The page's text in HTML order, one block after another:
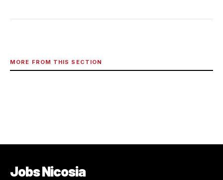
MORE FROM THIS SECTION
Jobs Nicosia